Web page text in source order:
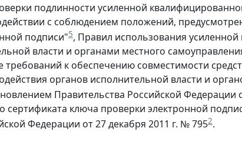
подлинности усиленной
с соблюдением положений,
подписи"5, Правил использования
власти и органами местного
требований к обеспечению совместимости
органов исполнительной власти и
Правительства Российской Федерации
сертификата ключа проверки электронной
Федерации от 27 декабря 2011 г. № 7952.